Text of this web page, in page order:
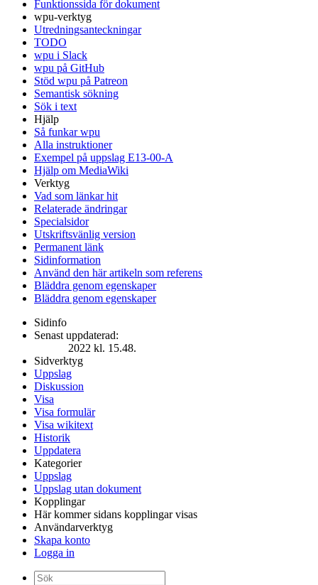
Funktionssida för dokument
wpu-verktyg
Utredningsanteckningar
TODO
wpu i Slack
wpu på GitHub
Stöd wpu på Patreon
Semantisk sökning
Sök i text
Hjälp
Så funkar wpu
Alla instruktioner
Exempel på uppslag E13-00-A
Hjälp om MediaWiki
Verktyg
Vad som länkar hit
Relaterade ändringar
Specialsidor
Utskriftsvänlig version
Permanent länk
Sidinformation
Använd den här artikeln som referens
Bläddra genom egenskaper
Bläddra genom egenskaper
Sidinfo
Senast uppdaterad:
2022 kl. 15.48.
Sidverktyg
Uppslag
Diskussion
Visa
Visa formulär
Visa wikitext
Historik
Uppdatera
Kategorier
Uppslag
Uppslag utan dokument
Kopplingar
Här kommer sidans kopplingar visas
Användarverktyg
Skapa konto
Logga in